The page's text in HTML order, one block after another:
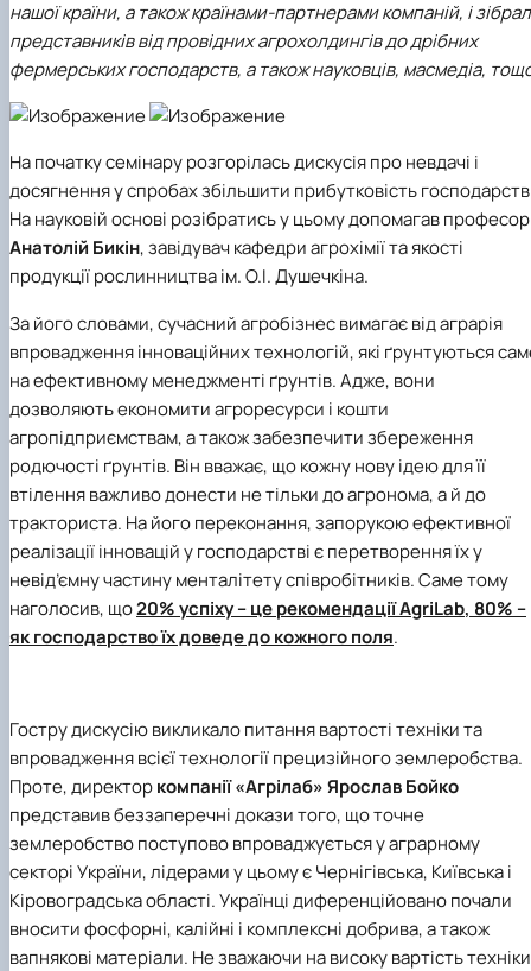
Іноземні мови
Працевлаштування
Їдальні та буфети
Студентські квитки
Центр вивчення мов
Психологічна підтримка
Інклюзивне середовище
Рада молодих вчених
Наукові школи
Стартап школа НУБіП України
Методичні рекомендації, пам'ятки
Форми документів
Патентно-ліцензійна діяльність
ЦКНО «Агропромисловий комплекс, лісове і
садово-паркове господарство, ветеринарна
медицина»
Біоетична комісія
Наукові видання
Досліднику та автору
Наукові журнали НУБіП України
Пам'ятка про проведення науково-
заходів
Порядок планування та організації
проведення НТЗ
Результати науково-технічних заходів
Монографії
Наука для бізнесу
«SEB-2024»
Наглядова рада
Рада роботодавців
Благодійний фонд «Голосіївська ініціатива
Історія університету
Видатні випускники та працівники
Звіт ректора
Почесні доктори і професори НУБіП України
Університетський кур'єр
Вибори ректора
Програма розвитку університету
ініціатива – 2025»
Доступ до публічної інформації
Державні закупівлі
Офіційна символіка
Уповноважена особа з питань запобігання
Положення про антикорупційного
уповноваженого НУБіП України
Національні нормативно-правові акти
Нормативно-правові акти НУБіП України
Інформаційні ресурси НАЗК
Методичні роз’яснення НАЗК
Антикорупційні заходи
Гендерна радниця
нашої країни, а також країнами-партнерами компаній, і
представників від провідних агрохолдингів до дрібних
фермерських господарств, а також науковців, масмедіа,
На початку семінару розгорілась дискусія про невдачі і
досягнення у спробах збільшити прибутковість
На науковій основі розібратись у цьому допомагав професор
Анатолій Бикін, завідувачкафедри агрохімії та якості
продукції рослинництва ім. О.І. Душечкіна.
За його словами, сучасний агробізнес вимагає від аграрія
впровадження інноваційних технологій, які ґрунтуються
на ефективному менеджменті ґрунтів. Адже, вони
дозволяють економити агроресурси і кошти
агропідприємствам, а також забезпечити збереження
родючості ґрунтів. Він вважає, що кожну нову ідею для її
втілення важливо донести не тільки до агронома, а й до
тракториста. На його переконання, запорукою ефективної
реалізації інновацій у господарстві є перетворення їх у
невід’ємну частину менталітету співробітників. Саме тому
наголосив, що20% успіху – це рекомендаціїAgriLab, 80% –
як господарство їх доведе до кожного поля.
Гостру дискусію викликало питання вартості техніки та
впровадження всієї технології прецизійного землеробства.
Проте, директоркомпанії«Агрілаб»Ярослав Бойко
представив беззаперечні докази того, що точне
землеробство поступово впроваджується у аграрному
секторі України, лідерами у цьому є Чернігівська, Київська і
Кіровоградська області. Українці диференційовано почали
вносити фосфорні, калійні і комплексні добрива, а також
вапнякові матеріали. Не зважаючи на високу вартість техніки